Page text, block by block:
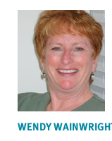
WENDY